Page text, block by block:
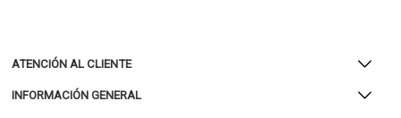
ATENCIÓN AL CLIENTE
INFORMACIÓN GENERAL